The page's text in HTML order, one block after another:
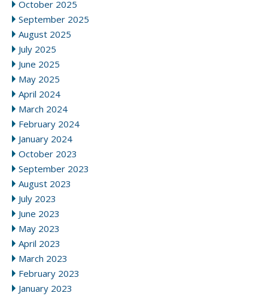
October 2025
September 2025
August 2025
July 2025
June 2025
May 2025
April 2024
March 2024
February 2024
January 2024
October 2023
September 2023
August 2023
July 2023
June 2023
May 2023
April 2023
March 2023
February 2023
January 2023